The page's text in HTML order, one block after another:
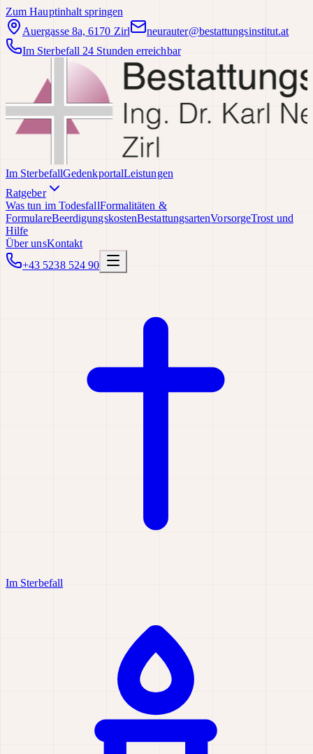
Zum Hauptinhalt springen
Auergasse 8a, 6170 Zirl
neurauter@bestattungsinstitut.at
Im Sterbefall 24 Stunden erreichbar
Im SterbefallGedenkportalLeistungen
Ratgeber
Was tun im TodesfallFormalitäten &
FormulareBeerdigungskostenBestattungsartenVorsorgeTrost und
Hilfe
Über unsKontakt
+43 5238 524 90
Im Sterbefall